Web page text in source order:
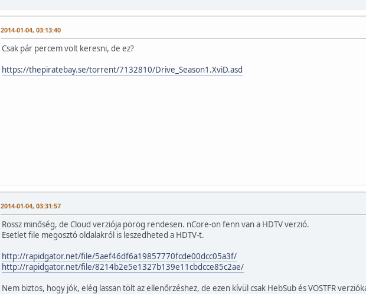
2014-01-04, 03:13:40
Csak pár percem volt keresni, de ez?
https://thepiratebay.se/torrent/7132810/Drive_Season1.XviD.asd
2014-01-04, 03:31:57
Rossz minőség, de Cloud verziója pörög rendesen. nCore-on fenn van a HDTV verzió.
Esetlet file megosztó oldalakról is leszedheted a HDTV-t.
http://rapidgator.net/file/5aef46df6a19857770fcde00dcc05a3f/
http://rapidgator.net/file/8214b2e5e1327b139e11cbdcce85c2ae/
Nem biztos, hogy jók, elég lassan tölt az ellenőrzéshez, de ezen kívül csak HebSub és VOSTFR